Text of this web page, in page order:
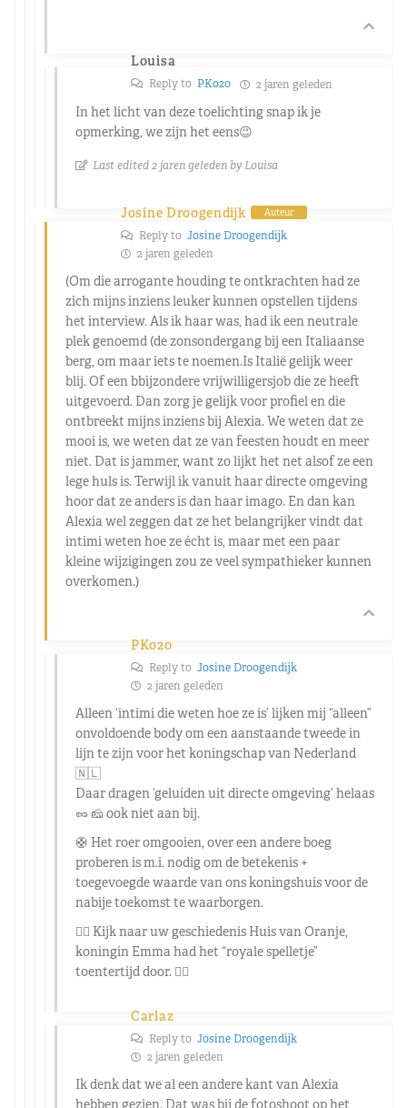
Louisa
Reply to PK020 2 jaren geleden
In het licht van deze toelichting snap ik je
opmerking, we zijn het eens😉
Last edited 2 jaren geleden by Louisa
Josine Droogendijk Auteur
Reply to Josine Droogendijk
2 jaren geleden
(Om die arrogante houding te ontkrachten had ze
zich mijns inziens leuker kunnen opstellen tijdens
het interview. Als ik haar was, had ik een neutrale
plek genoemd (de zonsondergang bij een Italiaanse
berg, om maar iets te noemen.Is Italië gelijk weer
blij. Of een bbijzondere vrijwilligersjob die ze heeft
uitgevoerd. Dan zorg je gelijk voor profiel en die
ontbreekt mijns inziens bij Alexia. We weten dat ze
mooi is, we weten dat ze van feesten houdt en meer
niet. Dat is jammer, want zo lijkt het net alsof ze een
lege huls is. Terwijl ik vanuit haar directe omgeving
hoor dat ze anders is dan haar imago. En dan kan
Alexia wel zeggen dat ze het belangrijker vindt dat
intimi weten hoe ze écht is, maar met een paar
kleine wijzigingen zou ze veel sympathieker kunnen
overkomen.)
PK020
Reply to Josine Droogendijk
2 jaren geleden
Alleen ‘intimi die weten hoe ze is’ lijken mij “alleen”
onvoldoende body om een aanstaande tweede in
lijn te zijn voor het koningschap van Nederland
🇳🇱
Daar dragen ‘geluiden uit directe omgeving’ helaas
🥜 🧀 ook niet aan bij.
🛟 Het roer omgooien, over een andere boeg
proberen is m.i. nodig om de betekenis +
toegevoegde waarde van ons koningshuis voor de
nabije toekomst te waarborgen.
👉🏼 Kijk naar uw geschiedenis Huis van Oranje,
koningin Emma had het “royale spelletje”
toentertijd door. 👍🏼
Carlaz
Reply to Josine Droogendijk
2 jaren geleden
Ik denk dat we al een andere kant van Alexia
hebben gezien. Dat was bij de fotoshoot op het